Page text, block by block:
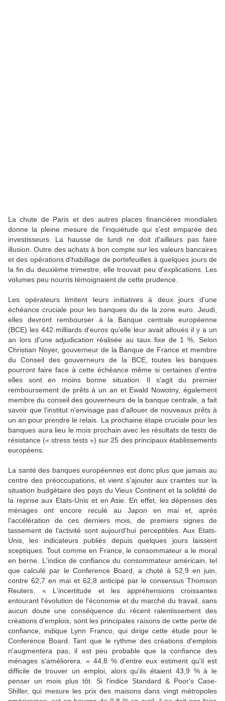
La chute de Paris et des autres places financières mondiales
donne la pleine mesure de l'inquiétude qui s'est emparée des
investisseurs. La hausse de lundi ne doit d'ailleurs pas faire
illusion. Outre des achats à bon compte sur les valeurs bancaires
et des opérations d'habillage de portefeuilles à quelques jours de
la fin du deuxième trimestre, elle trouvait peu d'explications. Les
volumes peu nourris témoignaient de cette prudence.
Les opérateurs limitent leurs initiatives à deux jours d'une
échéance cruciale pour les banques du de la zone euro. Jeudi,
elles devront rembourser à la Banque centrale européenne
(BCE) les 442 milliards d'euros qu'elle leur avait alloués il y a un
an lors d'une adjudication réalisée au taux fixe de 1 %. Selon
Christian Noyer, gouverneur de la Banque de France et membre
du Conseil des gouverneurs de la BCE, toutes les banques
pourront faire face à cette échéance même si certaines d'entre
elles sont en moins bonne situation. Il s'agit du premier
remboursement de prêts à un an et Ewald Nowotny, également
membre du conseil des gouverneurs de la banque centrale, a fait
savoir que l'institut n'envisage pas d'allouer de nouveaux prêts à
un an pour prendre le relais. La prochaine étape cruciale pour les
banques aura lieu le mois prochain avec les résultats de tests de
résistance (« stress tests ») sur 25 des principaux établissements
européens.
La santé des banques européennes est donc plus que jamais au
centre des préoccupations, et vient s'ajouter aux craintes sur la
situation budgétaire des pays du Vieux Continent et la solidité de
la reprise aux Etats-Unis et en Asie. En effet, les dépenses des
ménages ont encore reculé au Japon en mai et, après
l'accélération de ces derniers mois, de premiers signes de
tassement de l'activité sont aujourd'hui perceptibles. Aux Etats-
Unis, les indicateurs publiés depuis quelques jours laissent
sceptiques. Tout comme en France, le consommateur a le moral
en berne. L'indice de confiance du consommateur américain, tel
que calculé par le Conference Board, a chuté à 52,9 en juin,
contre 62,7 en mai et 62,8 anticipé par le consensus Thomson
Reuters. « L'incertitude et les appréhensions croissantes
entourant l'évolution de l'économie et du marché du travail, sans
aucun doute une conséquence du récent ralentissement des
créations d'emplois, sont les principales raisons de cette perte de
confiance, indique Lynn Franco, qui dirige cette étude pour le
Conference Board. Tant que le rythme des créations d'emplois
n'augmentera pas, il est peu probable que la confiance des
ménages s'améliorera. » 44,8 % d'entre eux estiment qu'il est
difficile de trouver un emploi, alors qu'ils étaient 43,9 % à le
penser un mois plus tôt. Si l'indice Standard & Poor's Case-
Shiller, qui mesure les prix des maisons dans vingt métropoles